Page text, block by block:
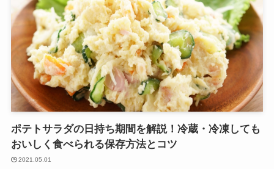
ポテトサラダの日持ち期間を解説！冷蔵・冷凍しても
おいしく食べられる保存方法とコツ
2021.05.01